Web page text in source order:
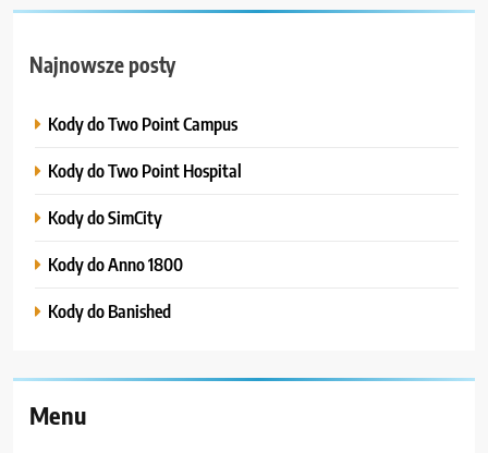
Najnowsze posty
Kody do Two Point Campus
Kody do Two Point Hospital
Kody do SimCity
Kody do Anno 1800
Kody do Banished
Menu